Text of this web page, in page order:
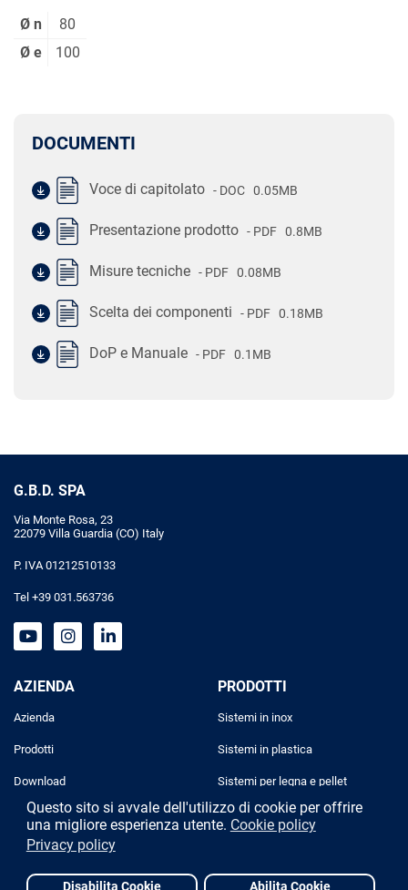
Questo sito si avvale dell'utilizzo di cookie per offrire
una migliore esperienza utente. Cookie policy
Privacy policy
Ø n
80
Ø e
100
DOCUMENTI
Voce di capitolato - DOC 0.05MB
Presentazione prodotto - PDF 0.8MB
Misure tecniche - PDF 0.08MB
Scelta dei componenti - PDF 0.18MB
DoP e Manuale - PDF 0.1MB
G.B.D. SPA
Via Monte Rosa, 23
22079 Villa Guardia (CO) Italy
P. IVA 01212510133
Tel +39 031.563736
AZIENDA
Azienda
Prodotti
Download
Progettazione
Contatti
PRODOTTI
Sistemi in inox
Sistemi in plastica
Sistemi per legna e pellet
Sistemi industriali